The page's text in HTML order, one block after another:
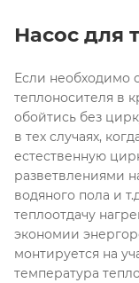
Насос для
Если необходимо
теплоносителя в
обойтись без
в тех случаях,
естественную
разветвлениями
водяного пола и
теплоотдачу
экономии
монтируется на
температура